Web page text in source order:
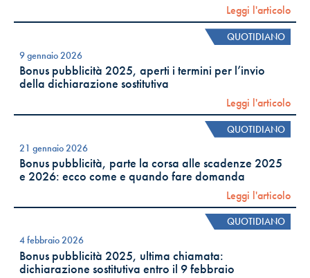
Leggi l'articolo
QUOTIDIANO
9 gennaio 2026
Bonus pubblicità 2025, aperti i termini per l’invio
della dichiarazione sostitutiva
Leggi l'articolo
QUOTIDIANO
21 gennaio 2026
Bonus pubblicità, parte la corsa alle scadenze 2025
e 2026: ecco come e quando fare domanda
Leggi l'articolo
QUOTIDIANO
4 febbraio 2026
Bonus pubblicità 2025, ultima chiamata:
dichiarazione sostitutiva entro il 9 febbraio